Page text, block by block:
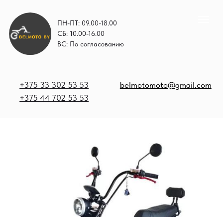
ПН-ПТ: 09.00-18.00
СБ: 10.00-16.00
ВС: По согласованию